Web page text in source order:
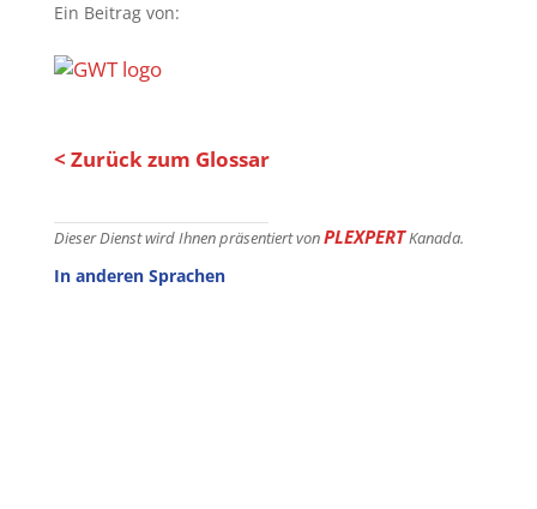
Ein Beitrag von:
< Zurück zum Glossar
Dieser Dienst wird Ihnen präsentiert vonPLEXPERTKanada.
In anderen Sprachen